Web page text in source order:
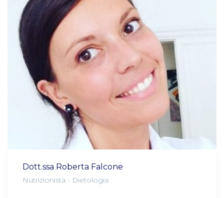
Dott.ssa Roberta Falcone
Nutrizionista - Dietologia